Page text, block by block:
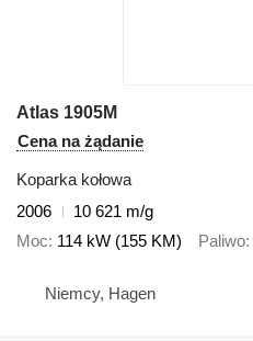
Atlas 1905M
Cena na żądanie
Koparka kołowa
2006
10 621 m/g
Moc 114 kW (155 KM) Paliwo
Niemcy, Hagen